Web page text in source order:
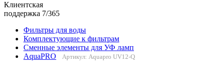
Клиентская
поддержка 7/365
Фильтры для воды
Комплектующие к фильтрам
Сменные элементы для УФ ламп
AquaPRO
Артикул: Aquapro UV12-Q